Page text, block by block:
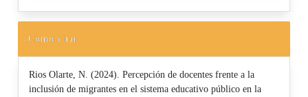
Cómo citar
Rios Olarte, N. (2024). Percepción de docentes frente a la
inclusión de migrantes en el sistema educativo público en la